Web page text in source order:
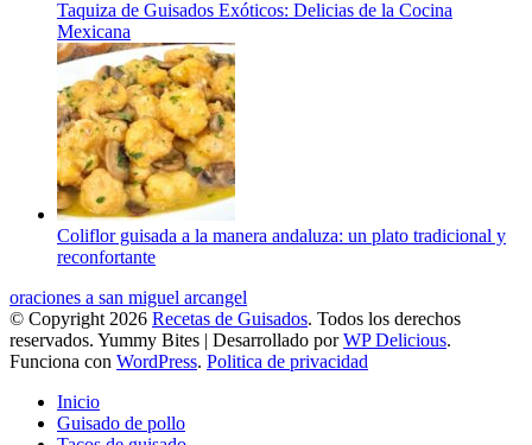
Taquiza de Guisados Exóticos: Delicias de la Cocina
Mexicana
Coliflor guisada a la manera andaluza: un plato tradicional y
reconfortante
oraciones a san miguel arcangel
© Copyright 2026 Recetas de Guisados. Todos los derechos
reservados. Yummy Bites | Desarrollado porWP Delicious.
Funciona con WordPress. Politica de privacidad
Inicio
Guisado de pollo